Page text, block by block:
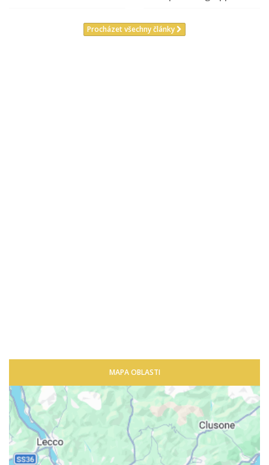
Procházet všechny články
MAPA OBLASTI